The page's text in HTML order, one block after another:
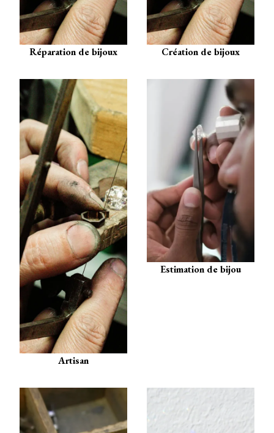
Réparation de bijoux Création de bijoux
Artisan
Estimation de bijou